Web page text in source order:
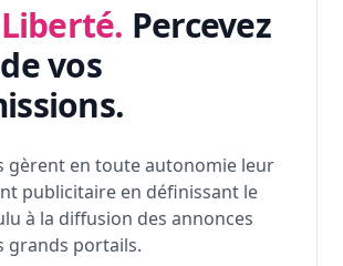
Percevez
vos
gèrent en toute autonomie leur
publicitaire en définissant le
à la diffusion des annonces
grands portails.